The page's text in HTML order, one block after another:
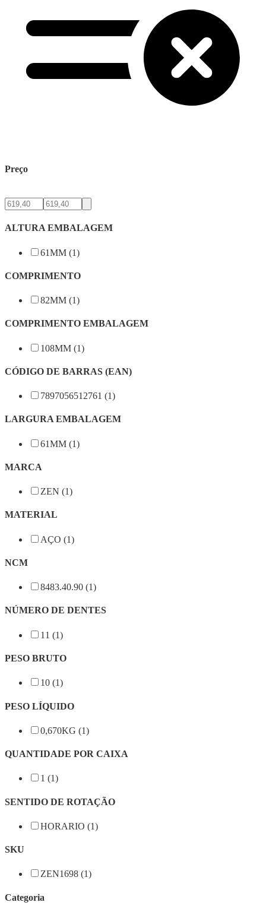
Preço
ALTURA EMBALAGEM
61MM (1)
COMPRIMENTO
82MM (1)
COMPRIMENTO EMBALAGEM
108MM (1)
CÓDIGO DE BARRAS (EAN)
7897056512761 (1)
LARGURA EMBALAGEM
61MM (1)
MARCA
ZEN (1)
MATERIAL
AÇO (1)
NCM
8483.40.90 (1)
NÚMERO DE DENTES
11 (1)
PESO BRUTO
10 (1)
PESO LÍQUIDO
0,670KG (1)
QUANTIDADE POR CAIXA
1 (1)
SENTIDO DE ROTAÇÃO
HORARIO (1)
SKU
ZEN1698 (1)
Categoria